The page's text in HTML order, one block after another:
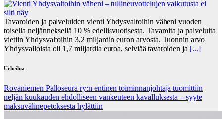
Tavaroiden ja palveluiden vienti Yhdysvaltoihin väheni vuoden
toisella neljänneksellä 10 % edellisvuotisesta. Tavaroita ja palveluita
vietiin Yhdysvaltoihin 3,2 miljardin euron arvosta. Tuonnin arvo
Yhdysvalloista oli 1,7 miljardia euroa, selviää tavaroiden ja [...]
Urheilua
Rovaniemen Palloseura ry:n entinen toiminnanjohtaja tuo­mit­tiin
neljän kuu­kau­den eh­dol­li­seen van­keu­teen ka­val­luk­ses­ta – syyte
mak­su­vä­li­ne­pe­tok­ses­ta hy­lät­tiin